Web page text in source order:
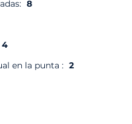
8
4
en la punta : 2